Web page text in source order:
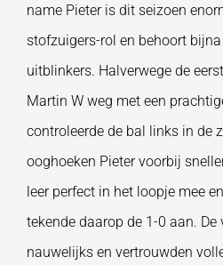
name Pieter is dit seizoen
stofzuigers-rol en behoort
uitblinkers. Halverwege de
Martin W weg met een
controleerde de bal links in de
ooghoeken Pieter voorbij
leer perfect in het loopje mee
tekende daarop de 1-0 aan. De
nauwelijks en vertrouwden